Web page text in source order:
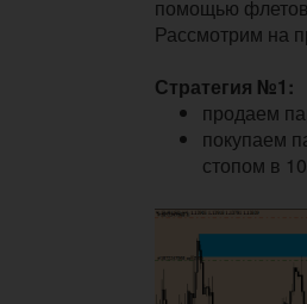
помощью
Рассмотрим на
Стратегия №1:
продаем
покупаем
стопом в